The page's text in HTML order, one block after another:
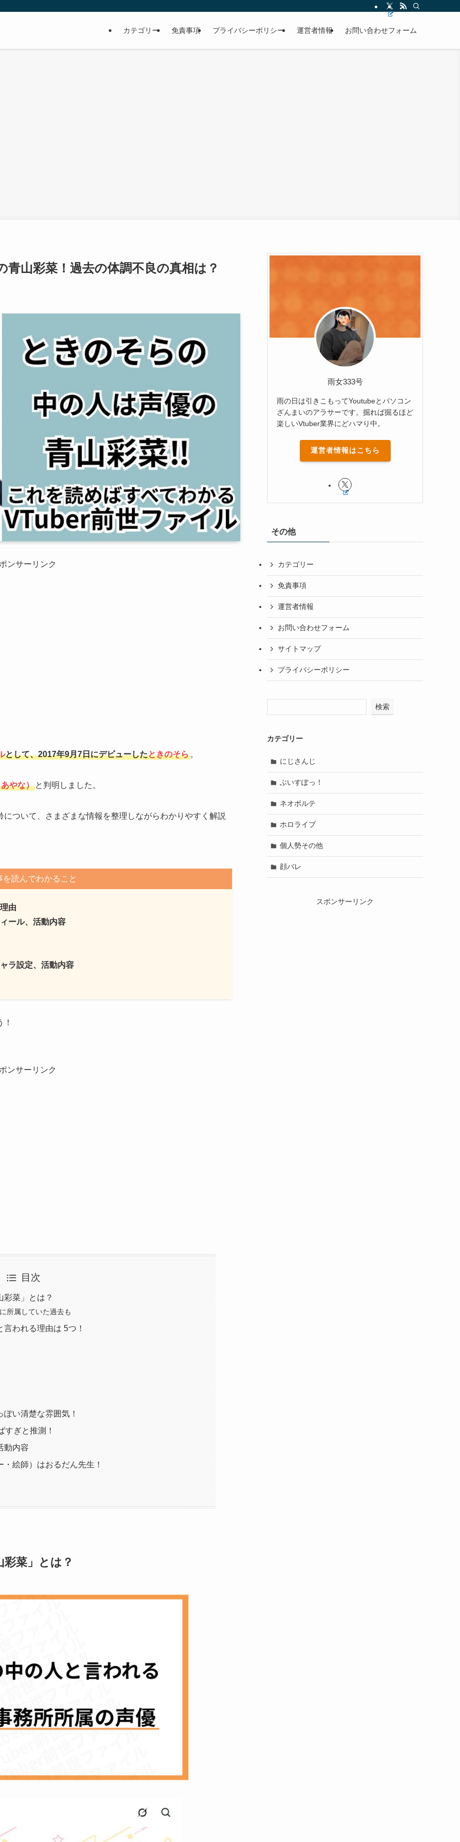
カテゴリー 免責事項 プライバシーポリシー 運営者情報 お問い合わせフォーム
山彩菜！過去の体調不良の真相は？
ンサーリンク
として、2017年9月7日にデビューしたときのそら。
やな） と判明しました。
ついて、さまざまな情報を整理しながらわかりやすく解説
を読んでわかること
由
ール、活動内容
ラ設定、活動内容
ンサーリンク
目次
彩菜」とは？
所属していた過去も
われる理由は 5つ！
い清楚な雰囲気！
すぎと推測！
動内容
絵師）はおるだん先生！
菜」とは？
雨女333号
雨の日は引きこもってYoutubeとパソコン
ざんまいのアラサーです。掘れば掘るほど
楽しいVtuber業界にどハマり中。
運営者情報はこちら
その他
カテゴリー
免責事項
運営者情報
お問い合わせフォーム
サイトマップ
プライバシーポリシー
検索
カテゴリー
にじさんじ
ぶいすぽっ！
ネオポルテ
ホロライブ
個人勢その他
顔バレ
スポンサーリンク